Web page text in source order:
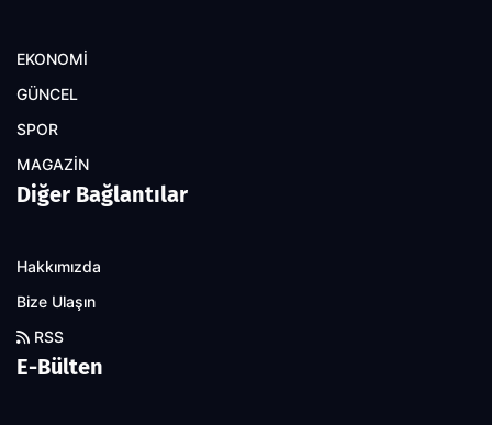
EKONOMİ
GÜNCEL
SPOR
MAGAZİN
Diğer Bağlantılar
Hakkımızda
Bize Ulaşın
RSS
E-Bülten